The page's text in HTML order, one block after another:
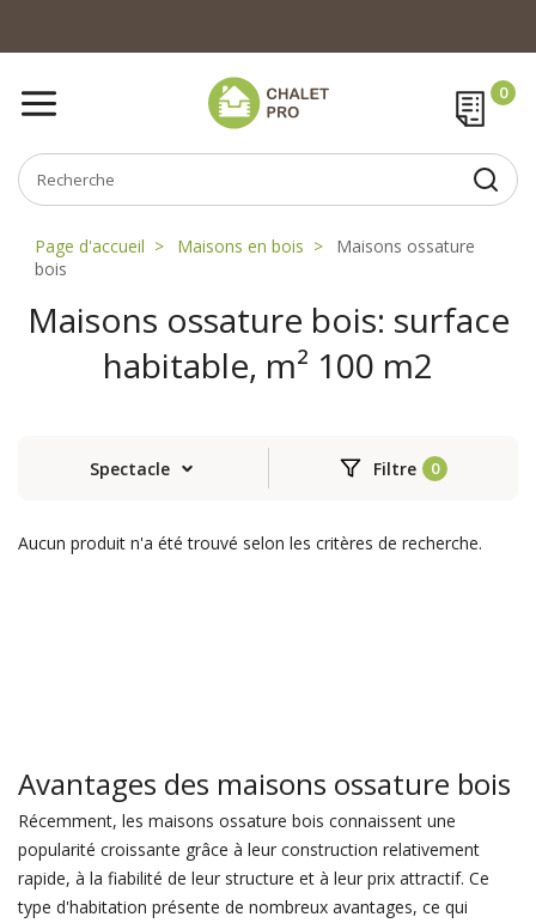
Page d'accueil Maisons en bois
Maisons ossature
bois
Maisons ossature bois: surface
habitable, m² 100 m2
Spectacle Filtre
Aucun produit n'a été trouvé selon les critères de recherche.
Avantages des maisons ossature bois
Récemment, les maisons ossature bois connaissent une
popularité croissante grâce à leur construction relativement
rapide, à la fiabilité de leur structure et à leur prix attractif. Ce
type d'habitation présente de nombreux avantages, ce qui